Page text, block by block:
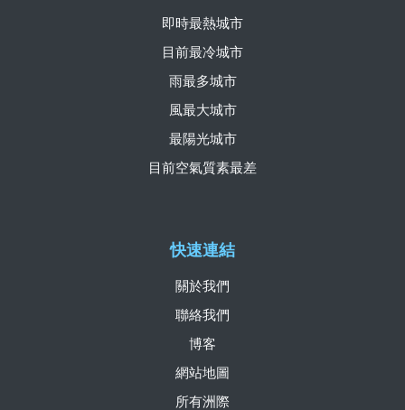
快速連結
關於我們
聯絡我們
博客
網站地圖
所有洲際
即時最熱城市
目前最冷城市
雨最多城市
風最大城市
最陽光城市
目前空氣質素最差